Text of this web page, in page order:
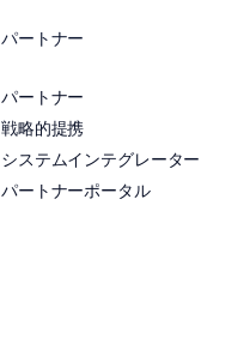
パートナー
パートナー
戦略的提携
システムインテグレーター
パートナーポータル